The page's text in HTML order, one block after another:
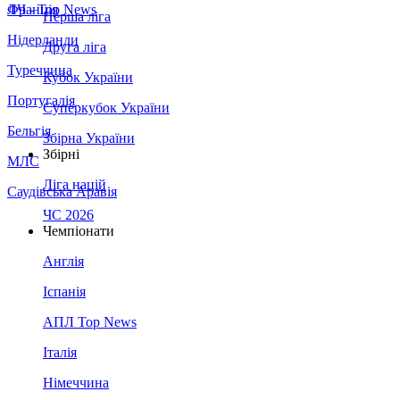
Франція
Нідерланди
Туреччина
Португалія
Бельгія
МЛС
Саудівська Аравія
ЛЧ - Top News
Перша ліга
Друга ліга
Кубок України
Суперкубок України
Збірна України
Збірні
Ліга націй
ЧС 2026
Чемпіонати
Англія
Іспанія
АПЛ Top News
Італія
Німеччина